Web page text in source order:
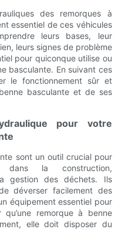
des remorques à
essentiel de ces véhicules
leurs bases, leur
leurs signes de problème
pour quiconque utilise ou
basculante. En suivant ces
le fonctionnement sûr et
basculante et de ses
pour votre
sont un outil crucial pour
dans la construction,
gestion des déchets. Ils
déverser facilement des
équipement essentiel pour
remorque à benne
elle doit disposer du